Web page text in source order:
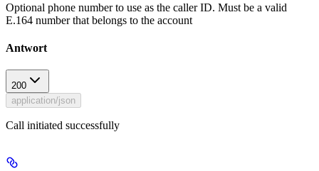
Optional phone number to use as the caller ID. Must be a valid
E.164 number that belongs to the account
Antwort
200
application/json
Call initiated successfully